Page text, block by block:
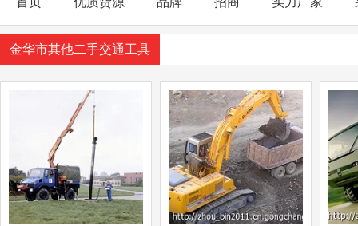
金华市其他二手交通工具